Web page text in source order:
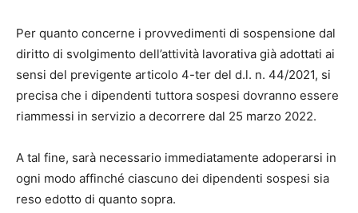
Per quanto concerne i provvedimenti di sospensione dal
diritto di svolgimento dell’attività lavorativa già adottati ai
sensi del previgente articolo 4-ter del d.l. n. 44/2021, si
precisa che i dipendenti tuttora sospesi dovranno essere
riammessi in servizio a decorrere dal 25 marzo 2022.
A tal fine, sarà necessario immediatamente adoperarsi in
ogni modo affinché ciascuno dei dipendenti sospesi sia
reso edotto di quanto sopra.